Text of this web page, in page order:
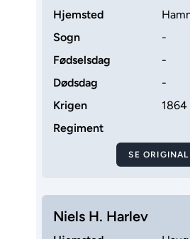
Hjemsted
Sogn
-
Fødselsdag
-
Dødsdag
-
Krigen
1864
Regiment
SE ORIGINAL
Niels H. Harlev